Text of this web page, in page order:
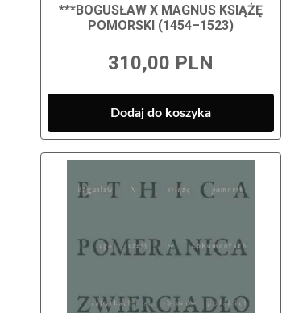
***BOGUSŁAW X MAGNUS KSIĄŻĘ
POMORSKI (1454–1523)
310,00 PLN
Dodaj do koszyka